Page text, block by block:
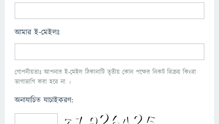
আমার ই-মেইলঃ
গোপনীয়তাঃ আপনার ই-মেইল ঠিকানাটি তৃতীয় কোন পক্ষের নিকট বিক্রয় কিংবা
ভাগাভাগি করা হবে না ।
অনাযাচিত যাচাইকরণ: